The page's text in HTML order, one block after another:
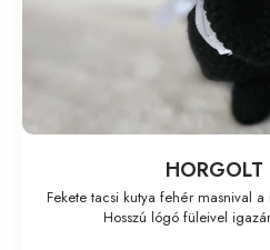
HORGOLT
Fekete tacsi kutya fehér masnival
Hosszú lógó füleivel